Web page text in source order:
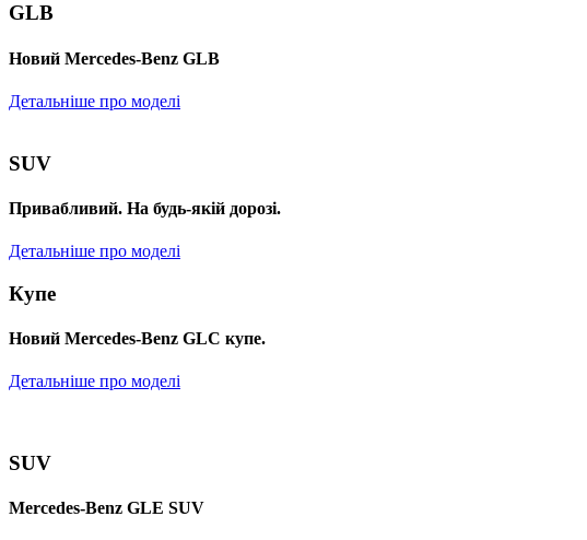
GLB
Новий Mercedes-Benz GLB
Детальніше про моделі
SUV
Привабливий. На будь-якій дорозі.
Детальніше про моделі
Купе
Новий Mercedes-Benz GLС купе.
Детальніше про моделі
SUV
Mercedes-Benz GLE SUV